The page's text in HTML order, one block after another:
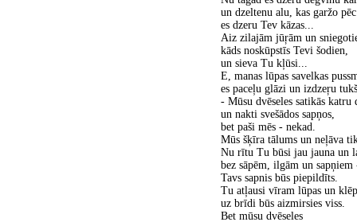
un dzeltenu alu, kas garžo
es dzeru Tev kāzas...
Aiz zilajām jūŗām un
kāds noskūpstīs Tevi šodien,
un sieva Tu kļūsi...
E, manas lūpas savelkas
es paceļu glāzi un izdzeŗu
- Mūsu dvēseles satikās katru
un nakti svešādos sapņos,
bet paši mēs - nekad.
Mūs šķīra tālums un neļāva
Nu rītu Tu būsi jau jauna un
bez sāpēm, ilgām un sapņiem
Tavs sapnis būs piepildīts.
Tu atļausi vīram lūpas un
uz brīdi būs aizmirsies viss.
Bet mūsu dvēseles